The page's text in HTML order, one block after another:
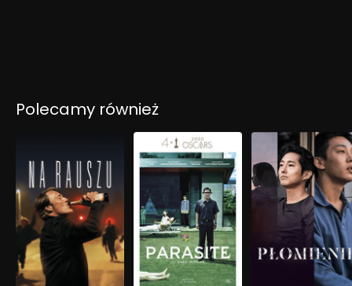
Polecamy również